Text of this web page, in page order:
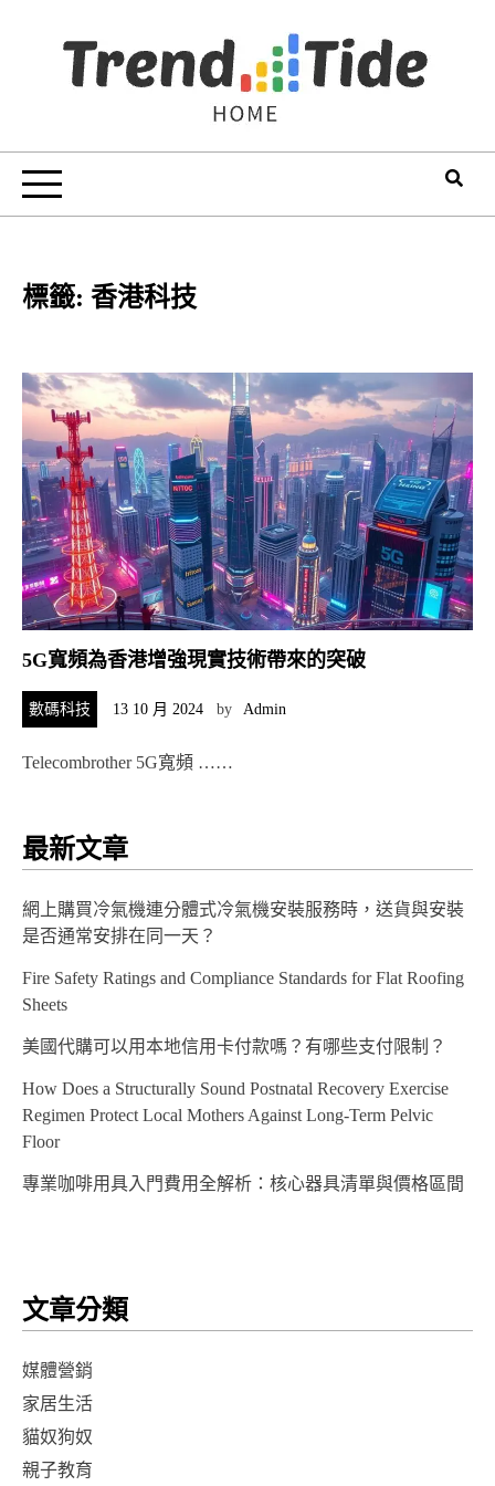
Trend Tide
標籤: 香港科技
5G寬頻為香港增強現實技術帶來的突破
數碼科技 13 10 月 2024 by Admin
Telecombrother 5G寬頻 ……
最新文章
網上購買冷氣機連分體式冷氣機安裝服務時，送貨與安裝
是否通常安排在同一天？
Fire Safety Ratings and Compliance Standards for Flat Roofing
Sheets
美國代購可以用本地信用卡付款嗎？有哪些支付限制？
How Does a Structurally Sound Postnatal Recovery Exercise
Regimen Protect Local Mothers Against Long-Term Pelvic
Floor
專業咖啡用具入門費用全解析：核心器具清單與價格區間
文章分類
媒體營銷
家居生活
貓奴狗奴
親子教育